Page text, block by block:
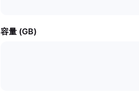
容量 (GB)